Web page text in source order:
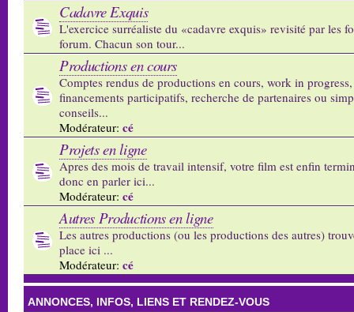
Cadavre Exquis
L'exercice surréaliste du «cadavre exquis» revisité par les
forum. Chacun son tour...
Productions en cours
Comptes rendus de productions en cours, work in
financements participatifs, recherche de partenaires ou
conseils...
Modérateur: cé
Projets en ligne
Apres des mois de travail intensif, votre film est enfin
donc en parler ici...
Modérateur: cé
Autres Productions en ligne
Les autres productions (ou les productions des autres)
place ici ...
Modérateur: cé
ANNONCES, INFOS, LIENS ET RENDEZ-VOUS